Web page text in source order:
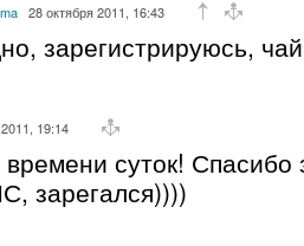
28 октября 2011, 16:43
зарегистрируюсь,
19:14
суток! Спасибо
зарегался))))